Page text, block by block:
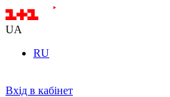
UA
RU
Вхід в кабінет